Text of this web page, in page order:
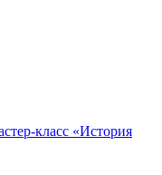
класс «История